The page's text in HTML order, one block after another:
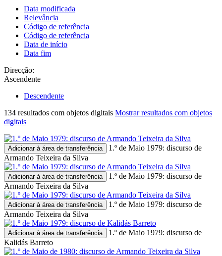
Data modificada
Relevância
Código de referência
Código de referência
Data de início
Data fim
Direcção:
Ascendente
Descendente
134 resultados com objetos digitais Mostrar resultados com objetos
digitais
Adicionar à área de transferência
1.º de Maio 1979: discurso de
Armando Teixeira da Silva
Adicionar à área de transferência
1.º de Maio 1979: discurso de
Armando Teixeira da Silva
Adicionar à área de transferência
1.º de Maio 1979: discurso de
Armando Teixeira da Silva
Adicionar à área de transferência
1.º de Maio 1979: discurso de
Kalidás Barreto